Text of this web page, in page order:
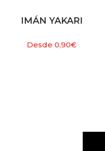
IMÁN YAKARI
Desde 0,90€